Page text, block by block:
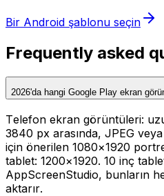
Bir Android şablonu seçin
Frequently asked
2026'da hangi Google Play ekran
Telefon ekran görüntüleri:
3840 px arasında, JPEG
için önerilen 1080×1920
tablet: 1200×1920. 10 inç
AppScreenStudio, bunların
aktarır.